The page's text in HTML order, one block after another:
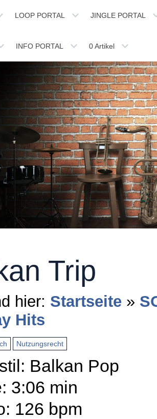
LOOP PORTAL JINGLE PORTAL
INFO PORTAL 0Artikel
Trip
hier: Startseite »
Hits
Nutzungsrecht
Balkan Pop
3:06 min
126 bpm